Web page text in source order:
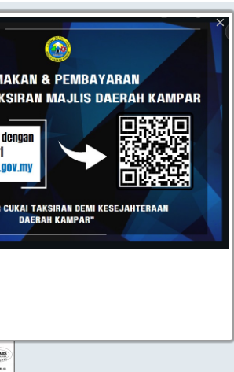
pejabat kami atau hantarkan e-mel
bila masa anda mahu. Kami terbuka
daripada pelanggan kami.
Kompleks Pentadbiran MD
31900 Kampar, Perak
4671030
×